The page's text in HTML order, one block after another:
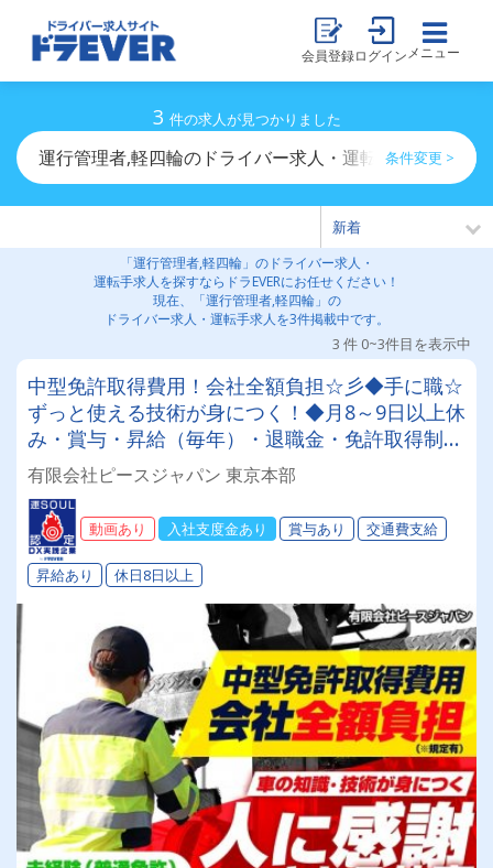
会員登録ログイン メニュー
3 件の求人が見つかりました
運行管理者,軽四輪のドライバー求人・運転手求人一覧
条件変更 >
「運行管理者,軽四輪」のドライバー求人・
運転手求人を探すならドラEVERにお任せください！
現在、「運行管理者,軽四輪」の
ドライバー求人・運転手求人を3件掲載中です。
3 件 0~3件目を表示中
中型免許取得費用！会社全額負担☆彡◆手に職☆
ずっと使える技術が身につく！◆月8～9日以上休
み・賞与・昇給（毎年）・退職金・免許取得制度
や各種豊富な手当も充実♪月収30万～45万円♪未
経験スタートOK！！！
有限会社ピースジャパン 東京本部
動画あり 入社支度金あり 賞与あり 交通費支給
昇給あり 休日8日以上